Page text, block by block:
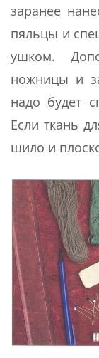
заранее
пяльцы и
ушком.
ножницы и
надо будет
Если ткань
шило и